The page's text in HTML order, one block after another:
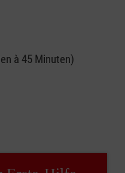
à 45 Minuten)